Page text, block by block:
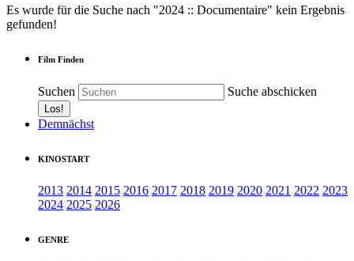
Es wurde für die Suche nach "2024 :: Documentaire" kein Ergebnis
gefunden!
Film Finden
Suchen Suche abschicken
Demnächst
KINOSTART
2013 2014 2015 2016 2017 2018 2019 2020 2021 2022 2023
2024 2025 2026
GENRE